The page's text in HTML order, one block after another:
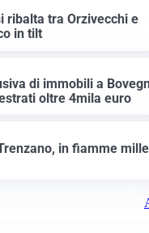
ribalta tra Orzivecchi e
in tilt
di immobili a
oltre 4mila euro
in fiamme